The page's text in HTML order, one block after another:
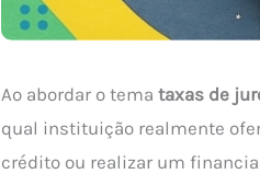
Ao abordar o tema taxas de
qual instituição realmente
crédito ou realizar um